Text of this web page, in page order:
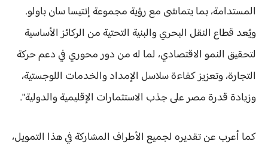
المستدامة، بما يتماشى مع رؤية مجموعة إنتيسا سان باولو.
ويُعد قطاع النقل البحري والبنية التحتية من الركائز الأساسية
لتحقيق النمو الاقتصادي، لما له من دور محوري في دعم حركة
التجارة، وتعزيز كفاءة سلاسل الإمداد والخدمات اللوجستية،
وزيادة قدرة مصر على جذب الاستثمارات الإقليمية والدولية".
كما أعرب عن تقديره لجميع الأطراف المشاركة في هذا التمويل،